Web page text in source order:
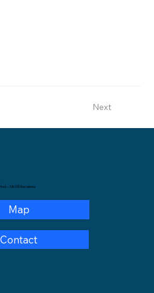
Next
floor – 08035 Barcelona.
Map
Contact